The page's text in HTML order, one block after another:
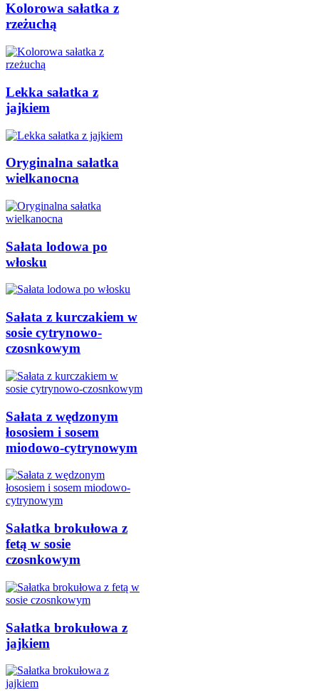
Kolorowa sałatka z
rzeżuchą
Lekka sałatka z
jajkiem
Oryginalna sałatka
wielkanocna
Sałata lodowa po
włosku
Sałata z kurczakiem w
sosie cytrynowo-
czosnkowym
Sałata z wędzonym
łososiem i sosem
miodowo-cytrynowym
Sałatka brokułowa z
fetą w sosie
czosnkowym
Sałatka brokułowa z
jajkiem